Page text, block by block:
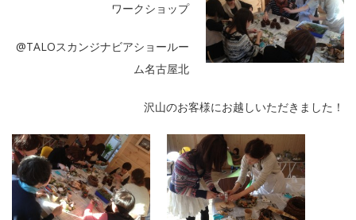
ワークショップ
@TALOスカンジナビアショールー
ム名古屋北
沢山のお客様にお越しいただきました！